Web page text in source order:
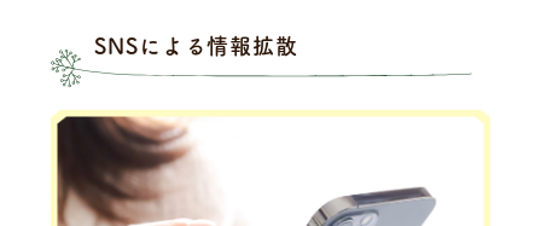
SNSによる情報拡散